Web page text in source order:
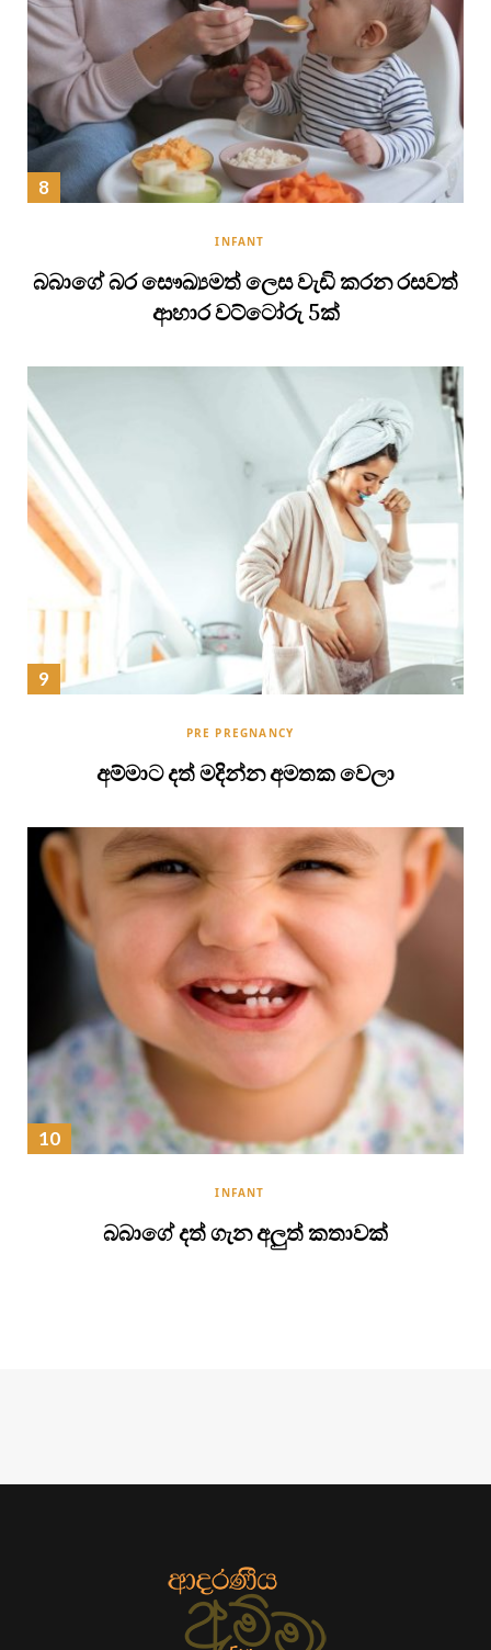
INFANT
බබාගේ බර සෞඛ්‍යමත් ලෙස වැඩි කරන රසවත්
ආහාර වට්ටෝරු 5ක්
PRE PREGNANCY
අම්මාට දත් මදින්න අමතක වෙලා
INFANT
බබාගේ දත් ගැන අලුත් කතාවක්